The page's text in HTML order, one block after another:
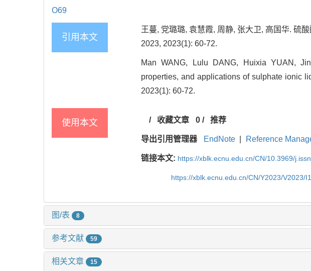
O69
引用本文
王蔓, 党璐璐, 袁慧霞, 周静, 张大卫, 高国华. 硫
2023, 2023(1): 60-72.
Man WANG, Lulu DANG, Huixia YUAN,
properties, and applications of sulphate ionic
2023(1): 60-72.
使用本文 / 收藏文章 0/ 推荐
导出引用管理器 EndNote Reference
链接本文: https://xblk.ecnu.edu.cn/CN/10.3969/
https://xblk.ecnu.edu.cn/CN/Y2023/V2023/
图/表 8
参考文献 59
相关文章 15